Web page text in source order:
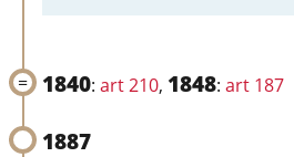
1840: art 210, 1848: art 187
1887